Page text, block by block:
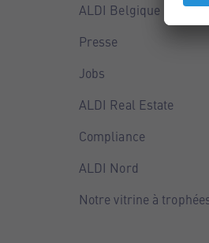
ALDI Belgique
Presse
Jobs
ALDI Real Estate
Compliance
ALDI Nord
Notre vitrine à